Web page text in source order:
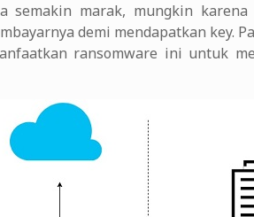
semakin marak, mungkin karena
demi mendapatkan key.
ransomware ini untuk